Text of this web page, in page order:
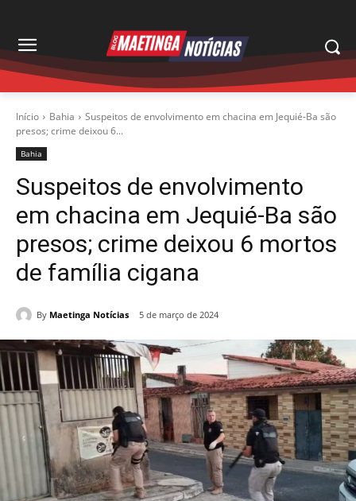
Início Bahia
Suspeitos de envolvimento em chacina em Jequié-Ba são
presos; crime deixou 6...
Bahia
Suspeitos de envolvimento
em chacina em Jequié-Ba são
presos; crime deixou 6 mortos
de família cigana
By Maetinga Notícias 5 de março de 2024